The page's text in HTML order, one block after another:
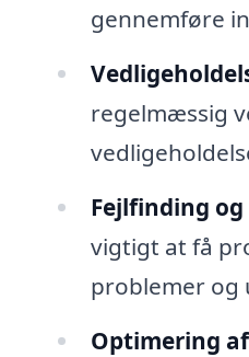
gennemføre
regelmæssig
Fejlfinding
vigtigt at få
problemer og
Optimering